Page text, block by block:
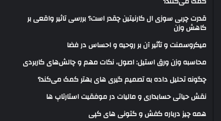
قدرت چربی سوزی ال کارنیتین چقدر است؟ بررسی تاثیر واقعی بر
کاهش وزن
میکروسمنت و تأثیر آن بر روحیه و احساس در فضا
محاسبه وزن ورق استیل: اصول، نکات مهم و چالش‌های کاربردی
چگونه تحلیل داده به تصمیم گیری های بهتر کمک می‌کند؟
نقش حیاتی حسابداری و مالیات در موفقیت استارتاپ ها
همه چیز درباره کفش و کتونی های کپی